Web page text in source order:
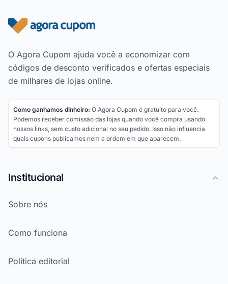
Rodapé do site
O Agora Cupom ajuda você a economizar com
códigos de desconto verificados e ofertas especiais
de milhares de lojas online.
Como ganhamos dinheiro: O Agora Cupom é gratuito para você.
Podemos receber comissão das lojas quando você compra usando
nossos links, sem custo adicional no seu pedido. Isso não influencia
quais cupons publicamos nem a ordem em que aparecem.
Institucional
Sobre nós
Como funciona
Política editorial